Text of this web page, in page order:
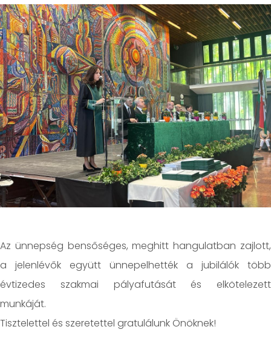
Az ünnepség bensőséges, meghitt hangulatban zajlott,
a jelenlévők együtt ünnepelhették a jubilálók több
évtizedes szakmai pályafutását és elkötelezett
munkáját.
Tisztelettel és szeretettel gratulálunk Önöknek!